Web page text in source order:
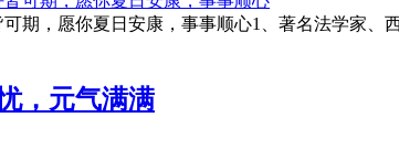
期，愿你夏日安康，事事顺心1、著名法学家
，元气满满